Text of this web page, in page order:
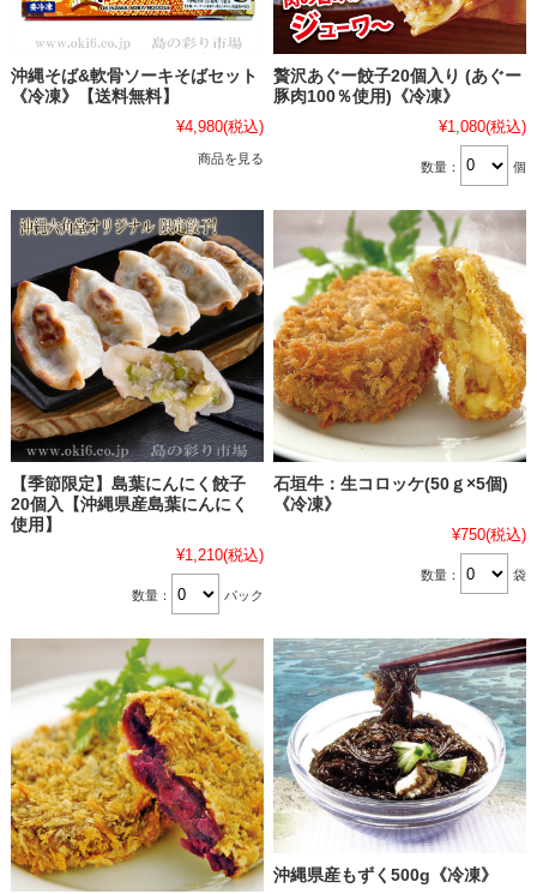
沖縄そば&軟骨ソーキそばセット
《冷凍》【送料無料】
¥4,980(税込)
商品を見る
贅沢あぐー餃子20個入り (あぐー
豚肉100％使用)《冷凍》
¥1,080(税込)
数量： 個
【季節限定】島葉にんにく餃子
20個入【沖縄県産島葉にんにく
使用】
¥1,210(税込)
数量： パック
石垣牛：生コロッケ(50ｇ×5個)
《冷凍》
¥750(税込)
数量： 袋
沖縄県産もずく500g《冷凍》